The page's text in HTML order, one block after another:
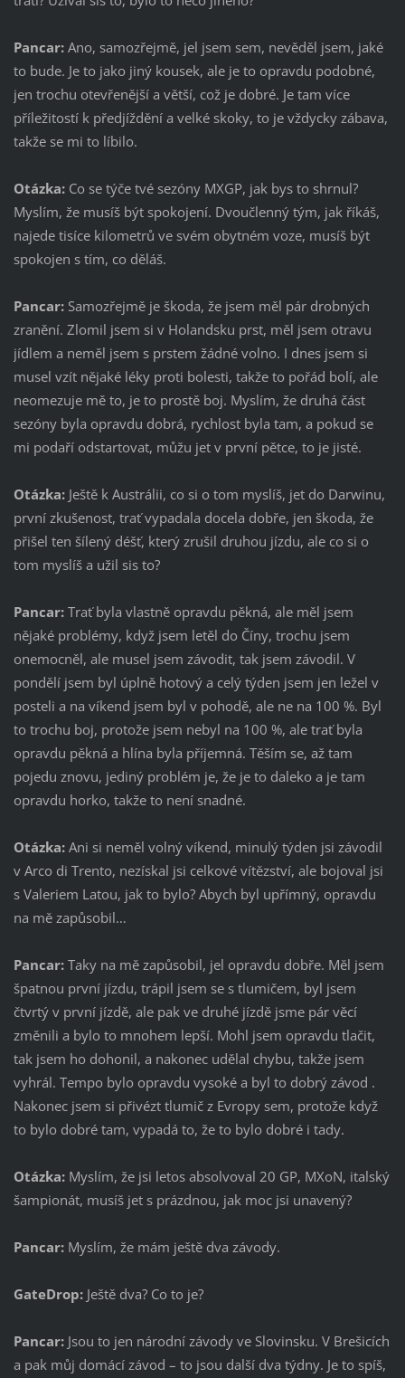
Pancar: Ano, samozřejmě, jel jsem sem, nevěděl jsem, jaké
to bude. Je to jako jiný kousek, ale je to opravdu podobné,
jen trochu otevřenější a větší, což je dobré. Je tam více
příležitostí k předjíždění a velké skoky, to je vždycky zábava,
takže se mi to líbilo.
Otázka:Co se týče tvé sezóny MXGP, jak bys to shrnul?
Myslím, že musíš být spokojení. Dvoučlenný tým, jak říkáš,
najede tisíce kilometrů ve svém obytném voze, musíš být
spokojen s tím, co děláš.
Pancar: Samozřejmě je škoda, že jsem měl pár drobných
zranění. Zlomil jsem si v Holandsku prst, měl jsem otravu
jídlem a neměl jsem s prstem žádné volno. I dnes jsem si
musel vzít nějaké léky proti bolesti, takže to pořád bolí, ale
neomezuje mě to, je to prostě boj. Myslím, že druhá část
sezóny byla opravdu dobrá, rychlost byla tam, a pokud se
mi podaří odstartovat, můžu jet v první pětce, to je jisté.
Otázka:Ještě k Austrálii, co si o tom myslíš, jet do Darwinu,
první zkušenost, trať vypadala docela dobře, jen škoda, že
přišel ten šílený déšť, který zrušil druhou jízdu, ale co si o
tom myslíš a užil sis to?
Pancar: Trať byla vlastně opravdu pěkná, ale měl jsem
nějaké problémy, když jsem letěl do Číny, trochu jsem
onemocněl, ale musel jsem závodit, tak jsem závodil. V
pondělí jsem byl úplně hotový a celý týden jsem jen ležel v
posteli a na víkend jsem byl v pohodě, ale ne na 100 %. Byl
to trochu boj, protože jsem nebyl na 100 %, ale trať byla
opravdu pěkná a hlína byla příjemná. Těším se, až tam
pojedu znovu, jediný problém je, že je to daleko a je tam
opravdu horko, takže to není snadné.
Otázka:Ani si neměl volný víkend, minulý týden jsi závodil
v Arco di Trento, nezískal jsi celkové vítězství, ale bojoval jsi
s Valeriem Latou, jak to bylo? Abych byl upřímný, opravdu
na mě zapůsobil…
Pancar: Taky na mě zapůsobil, jel opravdu dobře. Měl jsem
špatnou první jízdu, trápil jsem se s tlumičem, byl jsem
čtvrtý v první jízdě, ale pak ve druhé jízdě jsme pár věcí
změnili a bylo to mnohem lepší. Mohl jsem opravdu tlačit,
tak jsem ho dohonil, a nakonec udělal chybu, takže jsem
vyhrál. Tempo bylo opravdu vysoké a byl to dobrý závod .
Nakonec jsem si přivézt tlumič z Evropy sem, protože když
to bylo dobré tam, vypadá to, že to bylo dobré i tady.
Otázka:Myslím, že jsi letos absolvoval 20 GP, MXoN, italský
šampionát, musíš jet s prázdnou, jak moc jsi unavený?
Pancar:Myslím, že mám ještě dva závody.
GateDrop: Ještě dva? Co to je?
Pancar: Jsou to jen národní závody ve Slovinsku. V Brešicích
a pak můj domácí závod – to jsou další dva týdny. Je to spíš,